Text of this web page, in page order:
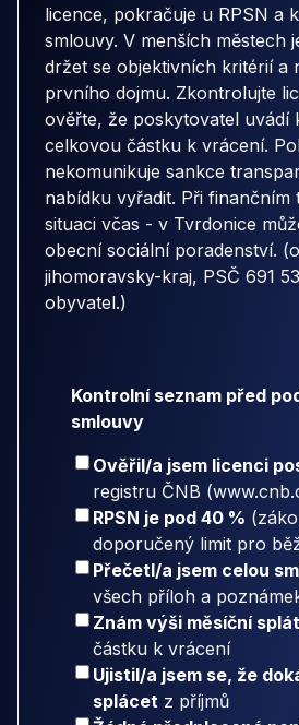
licence, pokračuje u RPSN a
smlouvy. V menších městech
držet se objektivních kritérií a
prvního dojmu. Zkontrolujte
ověřte, že poskytovatel uvádí
celkovou částku k vrácení.
nekomunikuje sankce
nabídku vyřadit. Při finančním
situaci včas - v Tvrdonice
obecní sociální poradenství.
jihomoravsky-kraj, PSČ 691
obyvatel.)
Kontrolní seznam před
smlouvy
Ověřil/a jsem licenci
registru ČNB
RPSN je pod 40 %
doporučený limit pro
Přečetl/a jsem celou
všech příloh a
Znám výši měsíční
částku k vrácení
Ujistil/a jsem se, že
splácet z příjmů